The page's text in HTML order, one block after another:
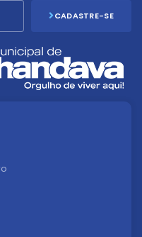
CADASTRE-SE